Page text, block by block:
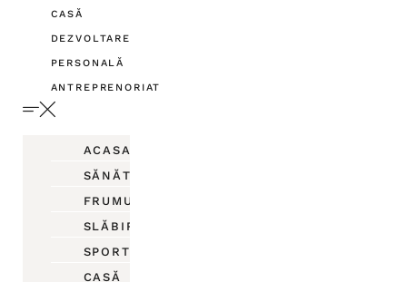
CASĂ
DEZVOLTARE
PERSONALĂ
ANTREPRENORIAT
ACASA
SĂNĂTATE
FRUMUSEȚE
SLĂBIRE
SPORT
CASĂ